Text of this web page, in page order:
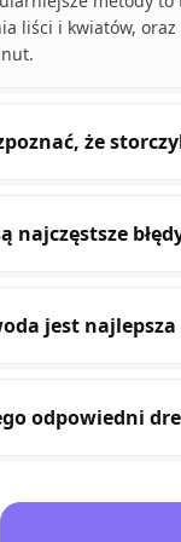
liści i kwiatów,
że
najczęstsze
jest
odpowiedni